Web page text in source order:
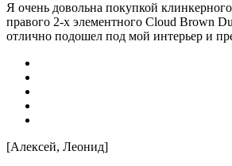
Я очень довольна покупкой
правого 2-х элементного Cloud Brown
отлично подошел под мой интерьер и
[Алексей, Леонид]